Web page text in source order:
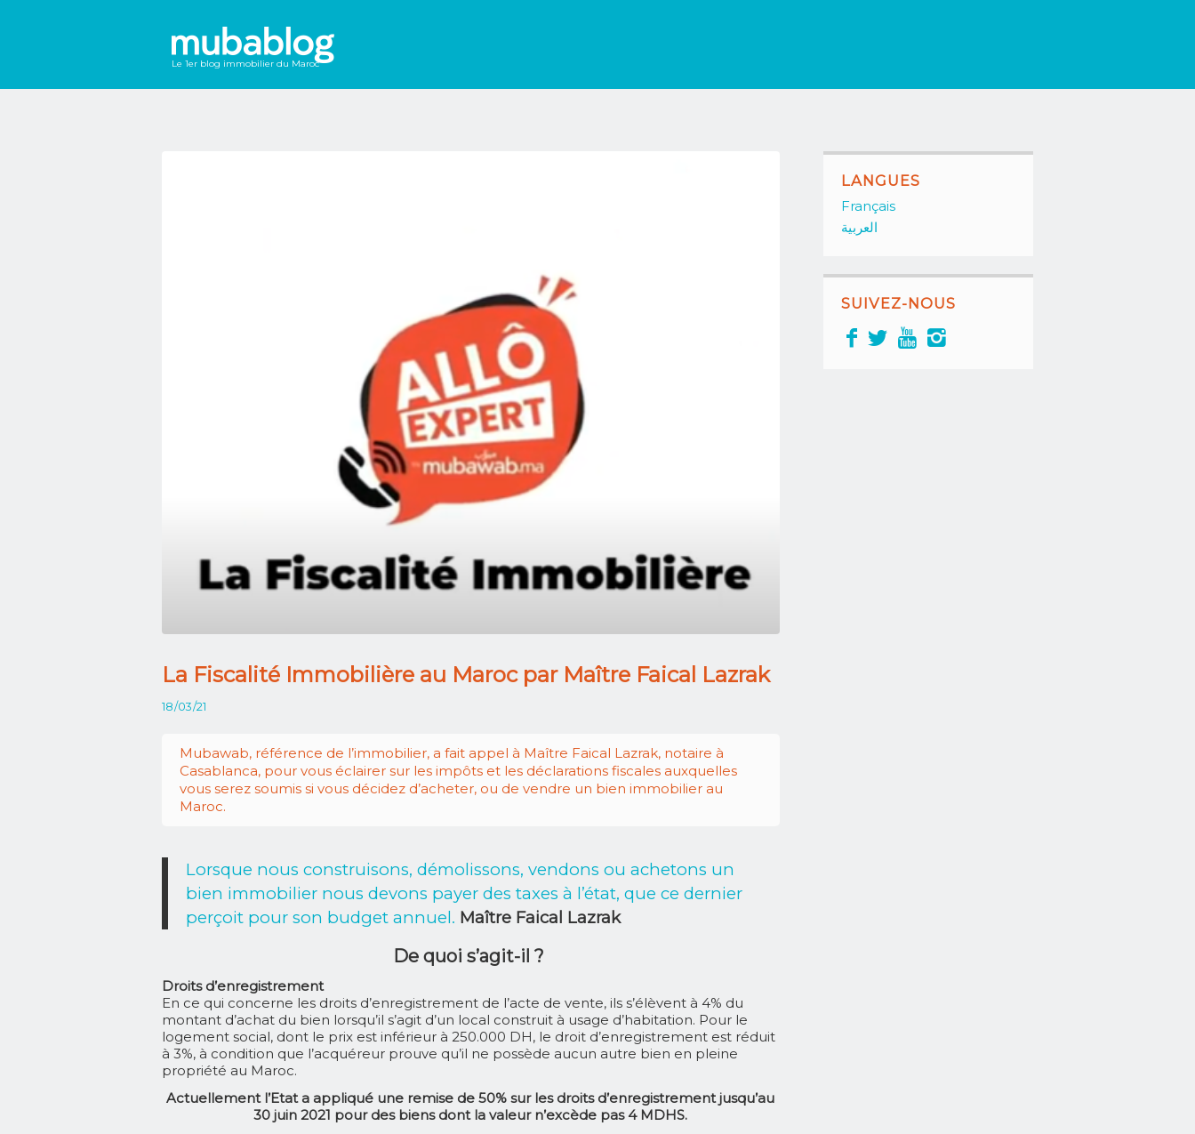
Le 1er blog immobilier du Maroc
La Fiscalité Immobilière au Maroc par Maître Faical Lazrak
18/03/21
Mubawab, référence de l’immobilier, a fait appel à Maître Faical Lazrak, notaire à
Casablanca, pour vous éclairer sur les impôts et les déclarations fiscales auxquelles
vous serez soumis si vous décidez d’acheter, ou de vendre un bien immobilier au
Maroc.
Lorsque nous construisons, démolissons, vendons ou achetons un
bien immobilier nous devons payer des taxes à l’état, que ce dernier
perçoit pour son budget annuel. Maître Faical Lazrak
De quoi s’agit-il ?
Droits d’enregistrement
En ce qui concerne les droits d’enregistrement de l’acte de vente, ils s’élèvent à 4% du
montant d’achat du bien lorsqu’il s’agit d’un local construit à usage d’habitation. Pour le
logement social, dont le prix est inférieur à 250.000 DH, le droit d’enregistrement est réduit
à 3%, à condition que l’acquéreur prouve qu’il ne possède aucun autre bien en pleine
propriété au Maroc.
Actuellement l’Etat a appliqué une remise de 50% sur les droits d’enregistrement jusqu’au
30 juin 2021 pour des biens dont la valeur n’excède pas 4 MDHS.
LANGUES
Français
العربية
SUIVEZ-NOUS